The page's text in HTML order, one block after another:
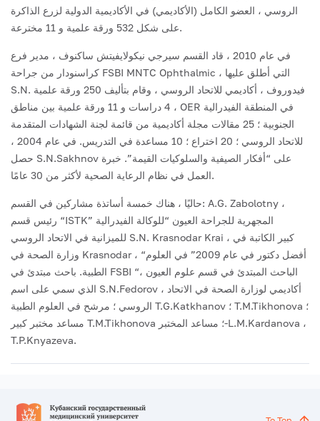
الروسي ، العضو الكامل (الأكاديمي) في الأكاديمية الدولية لزرع الذاكرة
على شكل 532 ورقة علمية و 11 مخترعة.
في عام 2010 ، قاد القسم سيرجي نيكولايفيتش ساكنوف ، مدير فرع
كراسنودار من جراحة FSBI MNTC Ophthalmic ، التي أطلق عليها
S.N. فيدوروف ، أكاديمي للاتحاد الروسي ، وقام بتأليف 250 ورقة علمية
، 4 دراسات و 11 ورقة علمية بين مناطق OER في المنطقة الفيدرالية
الجنوبية ؛ 25 مقالات مجلة أكاديمية من قائمة لجنة الشهادات المتقدمة
للاتحاد الروسي ؛ 20 اختراع ؛ 10 مساعدة في التدريس. في عام 2004 ،
حصل S.N.Sakhnov على “أفكار الصيفية والسلوكيات القيمة”. خبرة
العمل في نظام الرعاية الصحية لأكثر من 30 عامًا.
حاليًا ، هناك خمسة أساتذة مشاركين في القسم: A.G. Zabolotny ،
رئيس قسم “ISTK” المجهرية للجراحة العيون “للوكالة الفيدرالية
للميزانية في الاتحاد الروسي S.N. Krasnodar Krai ، كبير الكاتبة في
وزارة الصحة في Krasnodar ، “أفضل دكتور في عام 2009” في العلوم
الطبية. باحث مبتدئ في FSBI “الباحث المبتدئ في قسم علوم العيون ،
الذي سمي على اسم S.N.Fedorov ، أكاديمي لوزارة الصحة في الاتحاد
الروسي ؛ مرشح في العلوم الطبية T.G.Katkhanov ؛ T.M.Tikhonova ؛
مساعد مختبر كبير T.M.Tikhonova ؛ مساعد المختبر-L.M.Kardanova ،
T.P.Knyazeva.